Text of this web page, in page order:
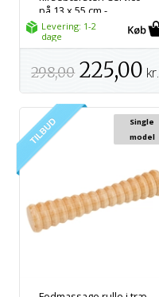
på 13 x 55 cm -
Varmepude til
mikroovn
Levering: 1-2
dage
298,00 225,00 kr.
Single
model